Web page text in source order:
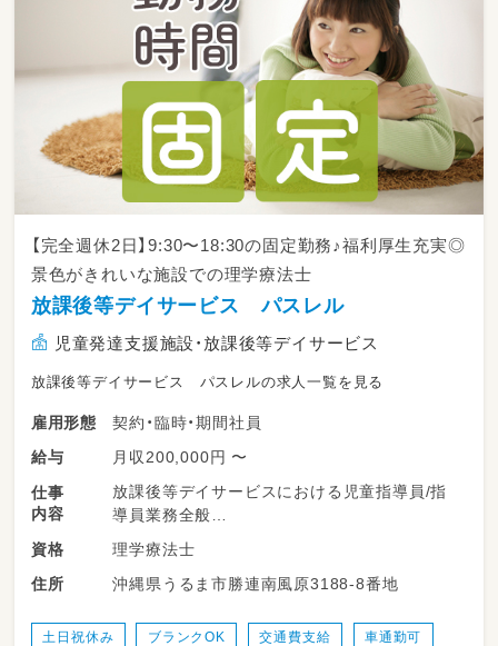
【完全週休2日】9:30〜18:30の固定勤務♪福利厚生充実◎
景色がきれいな施設での理学療法士
放課後等デイサービス パスレル
児童発達支援施設・放課後等デイサービス
放課後等デイサービス パスレルの求人一覧を見る
雇用形態
契約・臨時・期間社員
給与
月収200,000円 〜
仕事
内容
放課後等デイサービスにおける児童指導員/指
導員業務全般
送迎業務は近めのところのみ♪
小学生向けのプログラミングなどもあります！
資格
理学療法士
住所
沖縄県うるま市勝連南風原3188-8番地
土日祝休み ブランクOK 交通費支給 車通勤可